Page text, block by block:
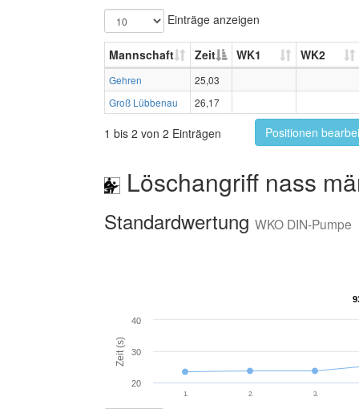
Einträge anzeigen
Mannschaft Zeit WK1 WK2
Gehren
25,03
Groß Lübbenau
26,17
1 bis 2 von 2 Einträgen Positionen
Löschangriff nass
Standardwertung WKO DIN-Pumpe
Zeit (s)
1. 2. 3.
20
30
40